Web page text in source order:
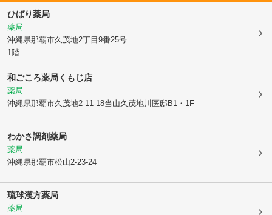
ひばり薬局
薬局
沖縄県那覇市久茂地2丁目9番25号
1階
和ごころ薬局くもじ店
薬局
沖縄県那覇市久茂地2-11-18当山久茂地川医邸B1・1F
わかさ調剤薬局
薬局
沖縄県那覇市松山2-23-24
琉球漢方薬局
薬局